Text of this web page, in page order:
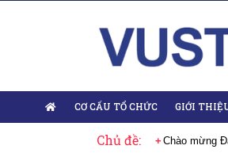
CƠ CẤU TỔ CHỨC GIỚI
Chủ đề:
Chào mừng Đại hội đại biểu Đảng